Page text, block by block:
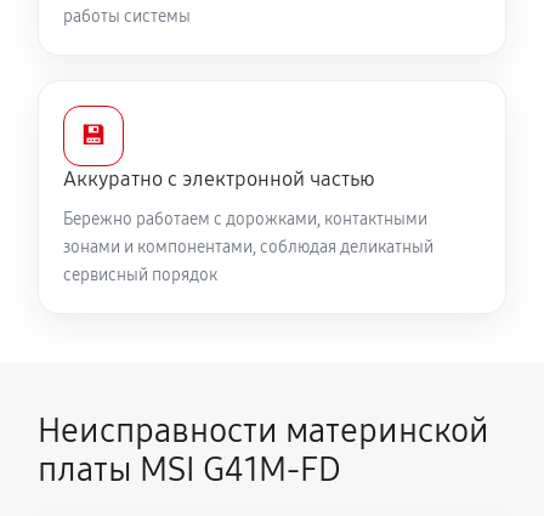
работы системы
💾
Аккуратно с электронной частью
Бережно работаем с дорожками, контактными
зонами и компонентами, соблюдая деликатный
сервисный порядок
Неисправности материнской
платы MSI G41M-FD